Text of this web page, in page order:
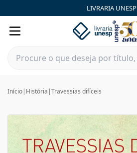
LIVRARIA UNESP
Início| História |Travessias difíceis